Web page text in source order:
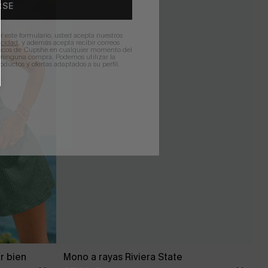
bien Mono a rayas Riviera State
formulario, usted acepta nuestros
, y además acepta recibir correos
de Cupshe en cualquier momento del
compra. Podemos utilizar la
y ofertas adaptados a su perfil.